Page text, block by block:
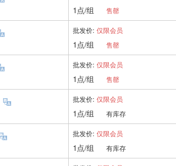
1点/组 售罄
批发价: 仅限会员
1点/组 售罄
批发价: 仅限会员
1点/组 售罄
批发价: 仅限会员
1点/组 有库存
批发价: 仅限会员
1点/组 有库存